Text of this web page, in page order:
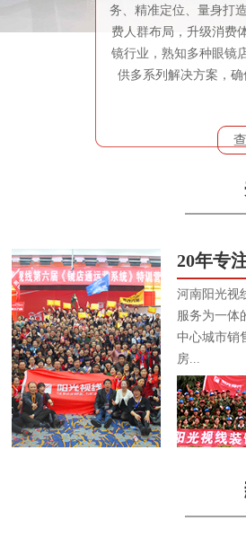
务、精准定位、量身打
费人群布局，升级消费
镜行业，熟知多种眼镜
供多系列解决方案，
20年专
河南阳光视
服务为一体
中心城市销
房...